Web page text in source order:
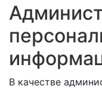
В качестве